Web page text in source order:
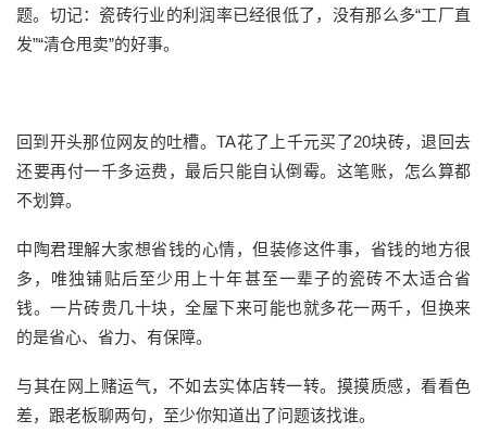
题。 切记：瓷砖行业的利润率已经很低了，没有那么多“工厂直
发”“清仓甩卖”的好事。
回到开头那位网友的吐槽。TA花了上千元买了20块砖，退回去
还要再付一千多运费，最后只能自认倒霉。这笔账，怎么算都
不划算。
中陶君理解大家想省钱的心情，但装修这件事，省钱的地方很
多，唯独铺贴后至少用上十年甚至一辈子的瓷砖不太适合省
钱。一片砖贵几十块，全屋下来可能也就多花一两千，但换来
的是省心、省力、有保障。
与其在网上赌运气，不如去实体店转一转。摸摸质感，看看色
差，跟老板聊两句，至少你知道出了问题该找谁。